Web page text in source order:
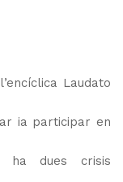
Laudato
ia participar en
ha dues crisis